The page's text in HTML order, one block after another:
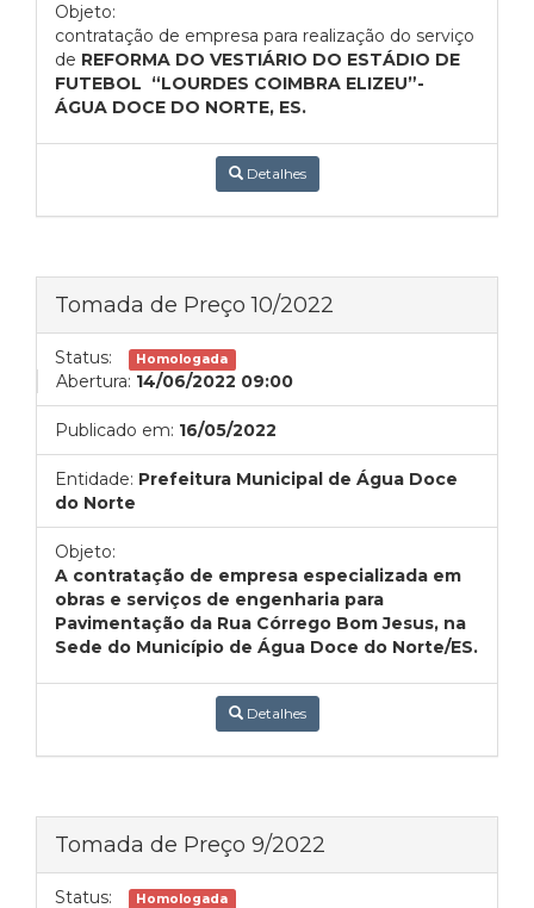
Objeto:
contratação de empresa para realização do serviço
de REFORMA DO VESTIÁRIO DO ESTÁDIO DE
FUTEBOL “LOURDES COIMBRA ELIZEU”-
ÁGUA DOCE DO NORTE, ES.
Detalhes
Tomada de Preço 10/2022
Status: Homologada
Abertura: 14/06/2022 09:00
Publicado em: 16/05/2022
Entidade: Prefeitura Municipal de Água Doce
do Norte
Objeto:
A contratação de empresa especializada em
obras e serviços de engenharia para
Pavimentação da Rua Córrego Bom Jesus, na
Sede do Município de Água Doce do Norte/ES.
Detalhes
Tomada de Preço 9/2022
Status: Homologada